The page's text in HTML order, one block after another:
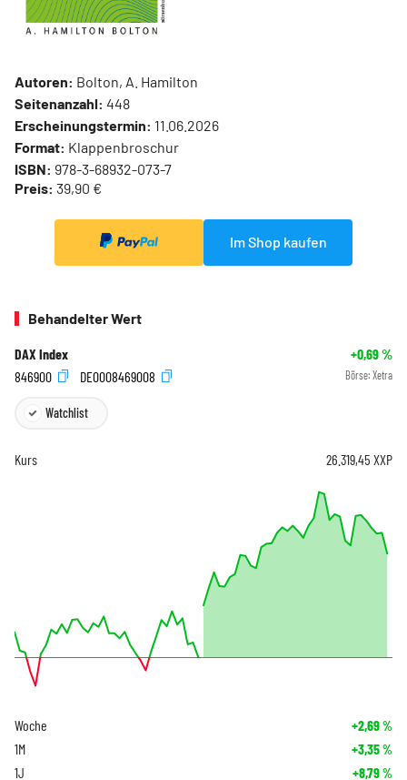
Autoren: Bolton, A. Hamilton
Seitenanzahl: 448
Erscheinungstermin: 11.06.2026
Format: Klappenbroschur
ISBN: 978-3-68932-073-7
Preis: 39,90 €
Im Shop kaufen
Behandelter Wert
DAX Index +0,69%
846900
DE0008469008 Börse: Xetra
Watchlist
Kurs 26.319,45 XXP
Woche +2,69%
1M +3,35%
1J +8,79%